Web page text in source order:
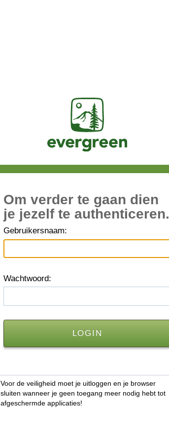
Jasig
Om verder te gaan dien
je jezelf te authenticeren.
Gebruikersnaam:
Wachtwoord:
Voor de veiligheid moet je uitloggen en je browser
sluiten wanneer je geen toegang meer nodig hebt tot
afgeschermde applicaties!